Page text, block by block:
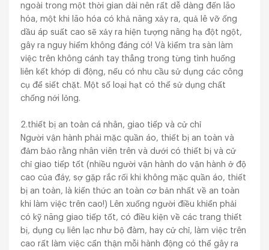
ngoài trong một thời gian dài nên rất dễ dàng đến lão
hóa, một khi lão hóa có khả năng xảy ra, quả lê vỡ ống
dầu áp suất cao sẽ xảy ra hiện tượng nâng hạ đột ngột,
gây ra nguy hiểm không đáng có! Và kiểm tra sàn làm
việc trên không cánh tay thẳng trong từng tình huống
liên kết khớp di động, nếu có nhu cầu sử dụng các công
cụ để siết chặt. Một số loại hạt có thể sử dụng chất
chống nới lỏng.
2.thiết bị an toàn cá nhân, giao tiếp và cử chỉ
Người vận hành phải mặc quần áo, thiết bị an toàn và
đảm bảo rằng nhân viên trên và dưới có thiết bị và cử
chỉ giao tiếp tốt (nhiều người vận hành do vận hành ở độ
cao của đáy, sợ gặp rắc rối khi không mặc quần áo, thiết
bị an toàn, là kiến thức an toàn cơ bản nhất về an toàn
khi làm việc trên cao!) Lên xuống người điều khiển phải
có kỹ năng giao tiếp tốt, có điều kiện về các trang thiết
bị, dụng cụ liên lạc như bộ đàm, hay cử chỉ, làm việc trên
cao rất làm việc cẩn thận mỗi hành động có thể gây ra